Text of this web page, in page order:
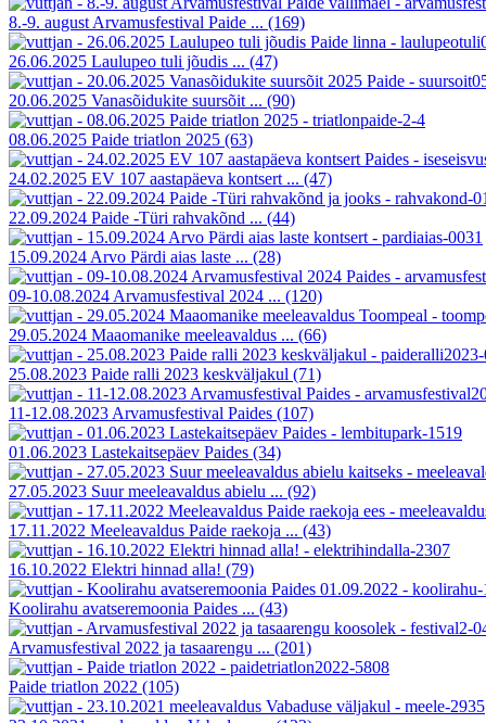
8.-9. august Arvamusfestival Paide ... (169)
26.06.2025 Laulupeo tuli jõudis ... (47)
20.06.2025 Vanasõidukite suursõit ... (90)
08.06.2025 Paide triatlon 2025 (63)
24.02.2025 EV 107 aastapäeva kontsert ... (47)
22.09.2024 Paide -Türi rahvakõnd ... (44)
15.09.2024 Arvo Pärdi aias laste ... (28)
09-10.08.2024 Arvamusfestival 2024 ... (120)
29.05.2024 Maaomanike meeleavaldus ... (66)
25.08.2023 Paide ralli 2023 keskväljakul (71)
11-12.08.2023 Arvamusfestival Paides (107)
01.06.2023 Lastekaitsepäev Paides (34)
27.05.2023 Suur meeleavaldus abielu ... (92)
17.11.2022 Meeleavaldus Paide raekoja ... (43)
16.10.2022 Elektri hinnad alla! (79)
Koolirahu avatseremoonia Paides ... (43)
Arvamusfestival 2022 ja tasaarengu ... (201)
Paide triatlon 2022 (105)